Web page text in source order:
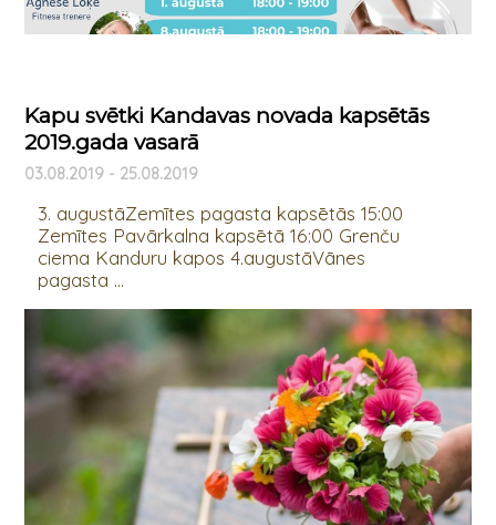
Kapu svētki Kandavas novada kapsētās
2019.gada vasarā
03.08.2019 - 25.08.2019
3. augustāZemītes pagasta kapsētās 15:00
Zemītes Pavārkalna kapsētā 16:00 Grenču
ciema Kanduru kapos 4.augustāVānes
pagasta ...